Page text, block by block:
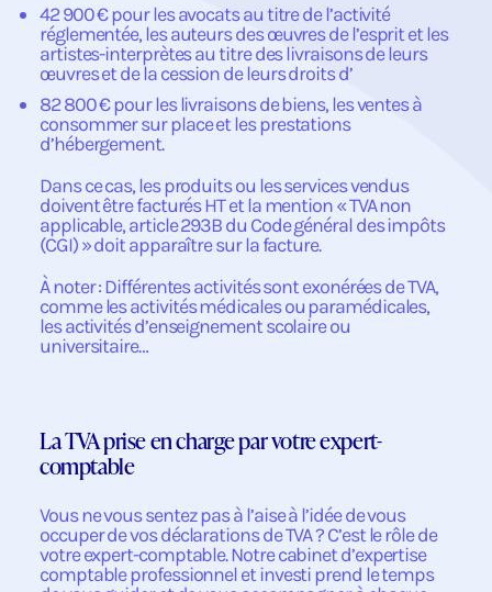
42 900 € pour les avocats au titre de l’activité
réglementée, les auteurs des œuvres de l’esprit et les
artistes-interprètes au titre des livraisons de leurs
œuvres et de la cession de leurs droits d’
82 800 € pour les livraisons de biens, les ventes à
consommer sur place et les prestations
d’hébergement.
Dans ce cas, les produits ou les services vendus
doivent être facturés HT et la mention « TVA non
applicable, article 293B du Code général des impôts
(CGI) » doit apparaître sur la facture.
À noter : Différentes activités sont exonérées de TVA,
comme les activités médicales ou paramédicales,
les activités d’enseignement scolaire ou
universitaire…
La TVA prise en charge par votre expert-
comptable
Vous ne vous sentez pas à l’aise à l’idée de vous
occuper de vos déclarations de TVA ? C’est le rôle de
votre expert-comptable. Notre cabinet d’expertise
comptable professionnel et investi prend le temps